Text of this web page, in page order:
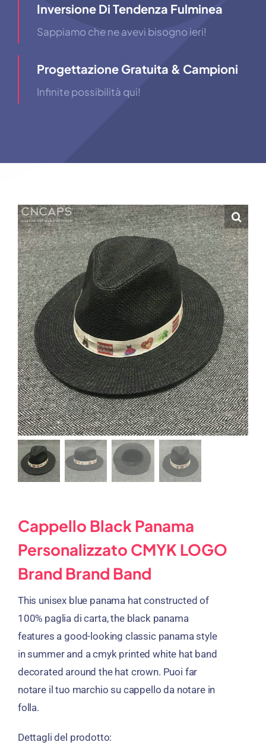
Inversione Di Tendenza Fulminea
Sappiamo che ne avevi bisogno ieri!
Progettazione Gratuita & Campioni
Infinite possibilità qui!
Cappello Black Panama
Personalizzato CMYK LOGO
Brand Brand Band
This unisex blue panama hat constructed of
100% paglia di carta,the black panama
features a good-looking classic panama style
in summer and a cmyk printed white hat band
decorated around the hat crown. Puoi far
notare il tuo marchio su cappello da notare in
folla.
Dettagli del prodotto: